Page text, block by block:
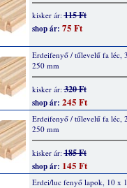
kisker ár:115 Ft
shop ár: 75 Ft
Erdeifenyő / tűlevelű fa léc,
250 mm
kisker ár:320 Ft
shop ár: 245 Ft
Erdeifenyő / tűlevelű fa léc,
250 mm
kisker ár:185 Ft
shop ár: 145 Ft
Erdei/luc fenyő lapok, 10 x